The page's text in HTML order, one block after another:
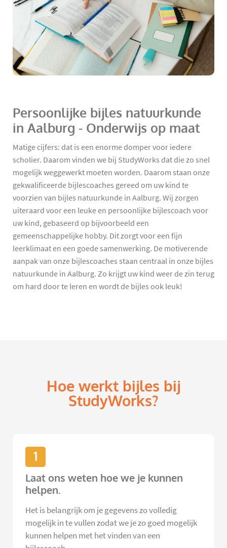
Persoonlijke bijles natuurkunde
in Aalburg - Onderwijs op maat
Matige cijfers: dat is een enorme domper voor iedere
scholier. Daarom vinden we bij StudyWorks dat die zo snel
mogelijk weggewerkt moeten worden. Daarom staan onze
gekwalificeerde bijlescoaches gereed om uw kind te
voorzien van bijles natuurkunde in Aalburg. Wij zorgen
uiteraard voor een leuke en persoonlijke bijlescoach voor
uw kind, gebaseerd op bijvoorbeeld een
gemeenschappelijke hobby. Dit zorgt voor een fijn
leerklimaat en een goede samenwerking. De motiverende
aanpak van onze bijlescoaches staan centraal in onze bijles
natuurkunde in Aalburg. Zo krijgt uw kind weer de zin terug
om hard door te leren en wordt de bijles ook leuk!
Hoe werkt bijles bij
StudyWorks?
1
Laat ons weten hoe we je kunnen
helpen.
Het is belangrijk om je gegevens zo volledig
mogelijk in te vullen zodat we je zo goed mogelijk
kunnen helpen met het vinden van een